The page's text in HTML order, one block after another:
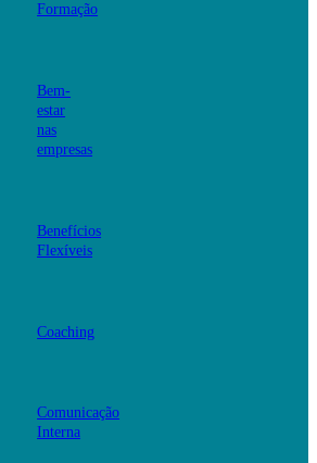
Formação
Bem-
estar
nas
empresas
Benefícios
Flexíveis
Coaching
Comunicação
Interna